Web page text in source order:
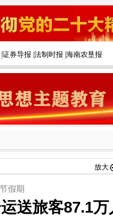
证券导报 法制时报 海南农垦报
放大
假期
送旅客87.1万